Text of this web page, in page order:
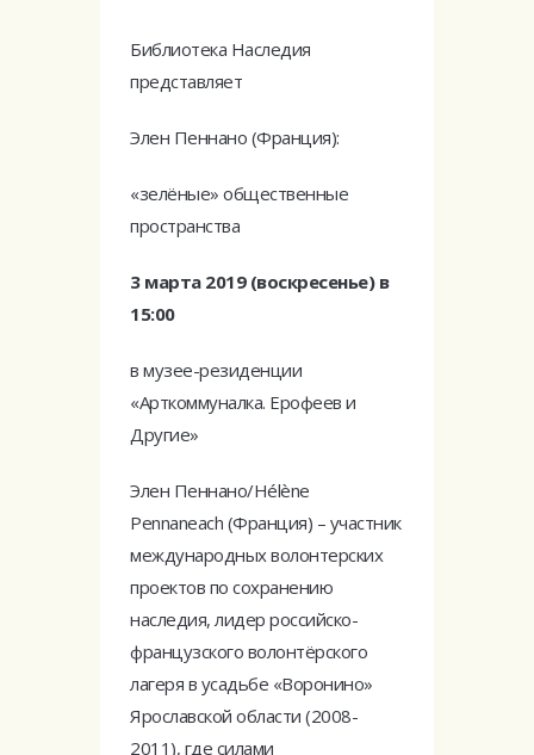
Библиотека Наследия
представляет
Элен Пеннано (Франция):
«зелёные» общественные
пространства
3 марта 2019 (воскресенье) в
15:00
в музее-резиденции
«Арткоммуналка. Ерофеев и
Другие»
Элен Пеннано/Hélène
Pennaneach (Франция) – участник
международных волонтерских
проектов по сохранению
наследия, лидер российско-
французского волонтёрского
лагеря в усадьбе «Воронино»
Ярославской области (2008-
2011), где силами